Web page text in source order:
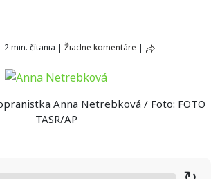
2 min. čítania | Žiadne komentáre |
Anna Netrebková / Foto: FOTO
TASR/AP